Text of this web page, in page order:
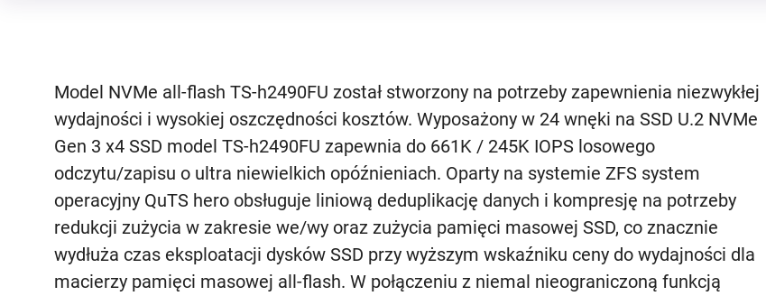
Model NVMe all-flash TS-h2490FU został stworzony na potrzeby zapewnienia niezwykłej
wydajności i wysokiej oszczędności kosztów. Wyposażony w 24 wnęki na SSD U.2 NVMe
Gen 3 x4 SSD model TS-h2490FU zapewnia do 661K / 245K IOPS losowego
odczytu/zapisu o ultra niewielkich opóźnieniach. Oparty na systemie ZFS system
operacyjny QuTS hero obsługuje liniową deduplikację danych i kompresję na potrzeby
redukcji zużycia w zakresie we/wy oraz zużycia pamięci masowej SSD, co znacznie
wydłuża czas eksploatacji dysków SSD przy wyższym wskaźniku ceny do wydajności dla
macierzy pamięci masowej all-flash. W połączeniu z niemal nieograniczoną funkcją